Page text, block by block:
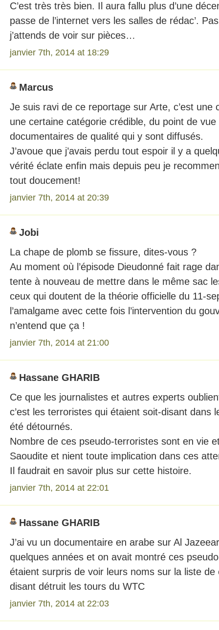
C’est très très bien. Il aura fallu plus d’une
passe de l’internet vers les salles de rédac’.
j’attends de voir sur pièces…
janvier 7th, 2014 at 18:29
Marcus
Je suis ravi de ce reportage sur Arte, c’est une
une certaine catégorie crédible, du point de
documentaires de qualité qui y sont diffusés.
J’avoue que j’avais perdu tout espoir il y a
vérité éclate enfin mais depuis peu je
tout doucement!
janvier 7th, 2014 at 20:39
Jobi
La chape de plomb se fissure, dites-vous ?
Au moment où l’épisode Dieudonné fait rage
tente à nouveau de mettre dans le même sac
ceux qui doutent de la théorie officielle du 11-
l’amalgame avec cette fois l’intervention du
n’entend que ça !
janvier 7th, 2014 at 21:00
Hassane GHARIB
Ce que les journalistes et autres experts
c’est les terroristes qui étaient soit-disant dans
été détournés.
Nombre de ces pseudo-terroristes sont en vie
Saoudite et nient toute implication dans ces
Il faudrait en savoir plus sur cette histoire.
janvier 7th, 2014 at 22:01
Hassane GHARIB
J’ai vu un documentaire en arabe sur Al
quelques années et on avait montré ces
étaient surpris de voir leurs noms sur la liste de
disant détruit les tours du WTC
janvier 7th, 2014 at 22:03